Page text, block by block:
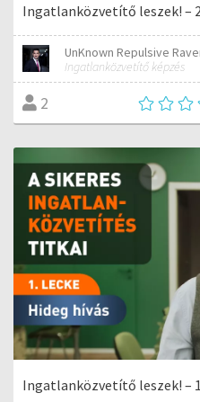
Ingatlanközvetítő leszek! –
UnKnown Repulsive
Ingatlanközvetítő képzés
2
Ingatlanközvetítő leszek! –